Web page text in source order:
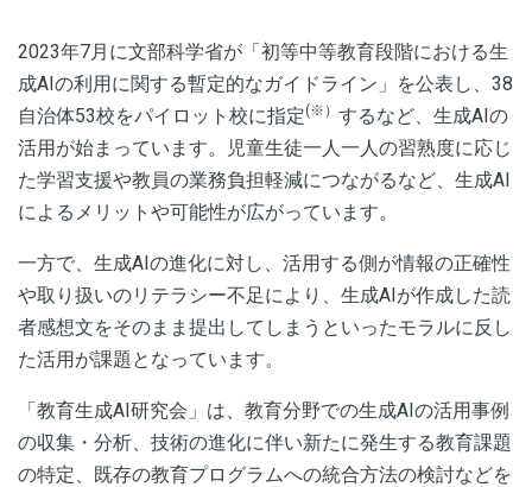
2023年7月に文部科学省が「初等中等教育段階における生
成AIの利用に関する暫定的なガイドライン」を公表し、38
自治体53校をパイロット校に指定(※） するなど、生成AIの
活用が始まっています。児童生徒一人一人の習熟度に応じ
た学習支援や教員の業務負担軽減につながるなど、生成AI
によるメリットや可能性が広がっています。
一方で、生成AIの進化に対し、活用する側が情報の正確性
や取り扱いのリテラシー不足により、生成AIが作成した読
者感想文をそのまま提出してしまうといったモラルに反し
た活用が課題となっています。
「教育生成AI研究会」は、教育分野での生成AIの活用事例
の収集・分析、技術の進化に伴い新たに発生する教育課題
の特定、既存の教育プログラムへの統合方法の検討などを